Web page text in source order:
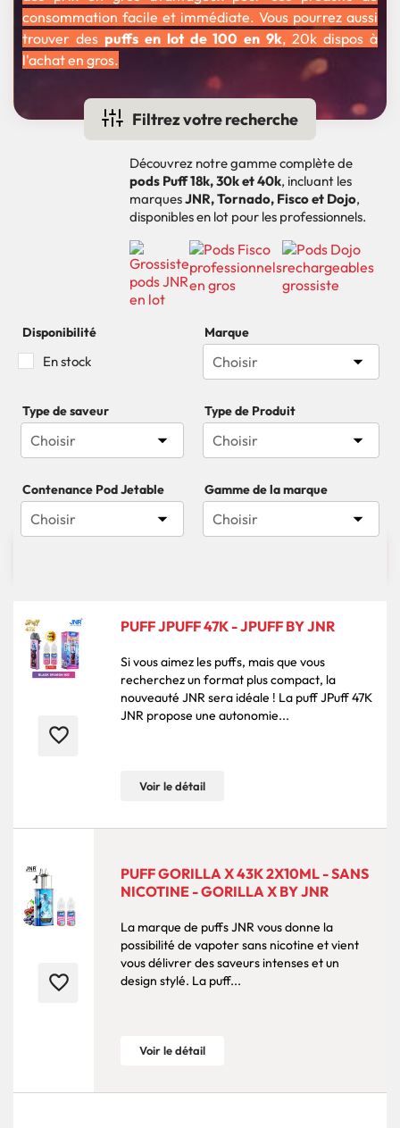
consommation facile et immédiate. Vous pourrez aussi
trouver des puffs en lot de 100 en 9k, 20k dispos à
l'achat en gros.
Filtrez votre recherche
Découvrez notre gamme complète de
pods Puff 18k, 30k et 40k, incluant les
marquesJNR, Tornado, Fisco et Dojo,
disponibles en lot pour les professionnels.
Disponibilité
En stock
Marque
Choisir 
Type de saveur
Choisir 
Type de Produit
Choisir 
Contenance Pod Jetable
Choisir 
Gamme de la marque
Choisir 
favorite_border
PUFF JPUFF 47K - JPUFF BY JNR
Si vous aimez les puffs, mais que vous
recherchez un format plus compact, la
nouveauté JNR sera idéale ! La puff JPuff 47K
JNR propose une autonomie...
Voir le détail
favorite_border
PUFF GORILLA X 43K 2X10ML - SANS
NICOTINE - GORILLA X BY JNR
La marque de puffs JNR vous donne la
possibilité de vapoter sans nicotine et vient
vous délivrer des saveurs intenses et un
design stylé. La puff...
Voir le détail